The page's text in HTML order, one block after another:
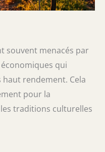
souvent menacés par
qui
rendement. Cela
pour la
traditions culturelles